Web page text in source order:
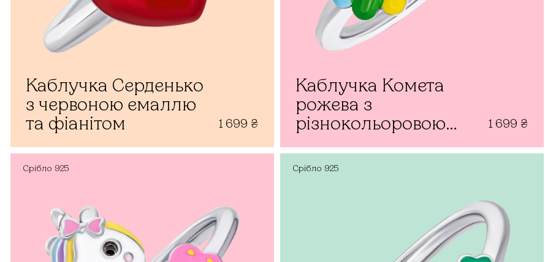
Каблучка Серденько
з червоною емаллю
та фіанітом
1 699 ₴
Каблучка Комета
рожева з
різнокольоровою
емаллю
1 699 ₴
Срібло 925 Срібло 925